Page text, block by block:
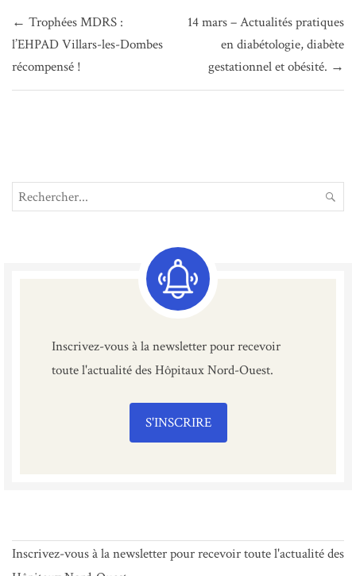
de
l’article
← Trophées MDRS :
l’EHPAD Villars-les-Dombes
récompensé !
14 mars – Actualités pratiques
en diabétologie, diabète
gestationnel et obésité. →
Search
for:
Inscrivez-vous à la newsletter pour recevoir
toute l'actualité des Hôpitaux Nord-Ouest.
S'INSCRIRE
Inscrivez-vous à la newsletter pour recevoir toute l'actualité des